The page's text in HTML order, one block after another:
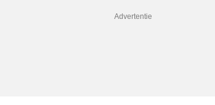
Advertentie